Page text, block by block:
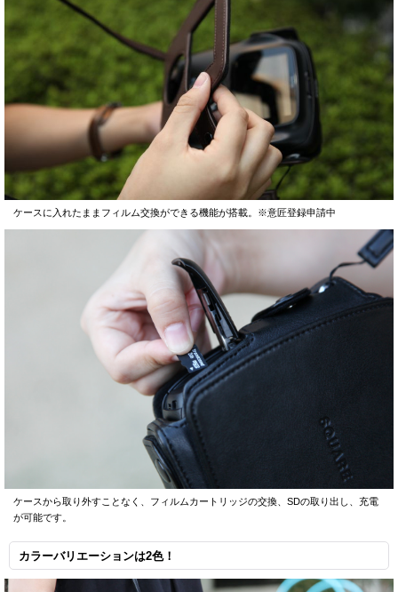
ケースに入れたままフィルム交換ができる機能が搭載。※意匠登録申請中
ケースから取り外すことなく、フィルムカートリッジの交換、SDの取り出し、充電
が可能です。
カラーバリエーションは2色！